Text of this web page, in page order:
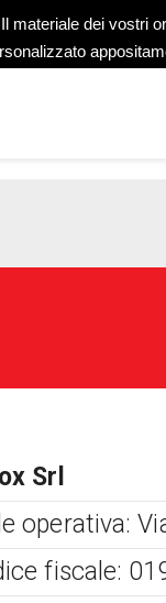
materiale dei vostri
Srl
operativa:
fiscale: